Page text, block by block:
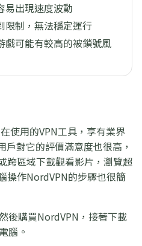
易出現速度波動
限制，無法穩定運行
戲可能有較高的被鎖號風
使用的VPN工具，享有業界
戶對它的評價滿意度也很高，
跨區域下載觀看影片，瀏覽超
操作NordVPN的步驟也很簡
後購買NordVPN，接著下載
腦。